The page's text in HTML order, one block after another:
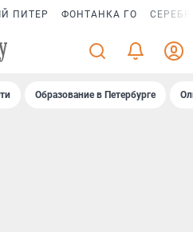
ПИТЕР ФОНТАНКА ГО
Образование в Петербурге